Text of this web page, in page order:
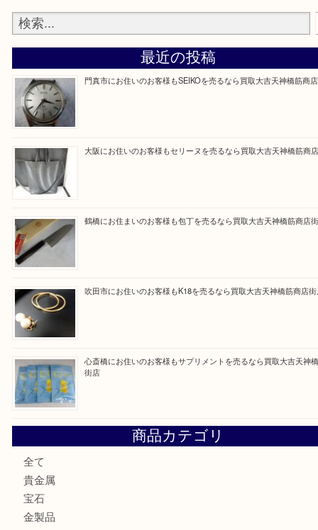
買取専門大吉の天神橋筋商店街店に来てよかったと
ただけるよう一点一点を丁寧に査定いたします。
Facebook
Twitter
Line
最近の投稿
門真市にお住いのお客様もSEIKOを売るなら買取大吉天神